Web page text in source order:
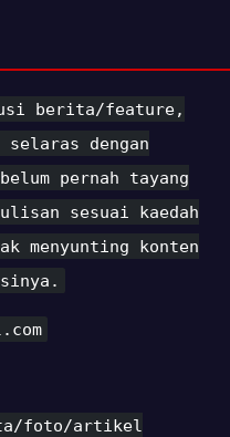
berita/feature,
dengan
pernah tayang
sesuai kaedah
menyunting konten
foto/artikel